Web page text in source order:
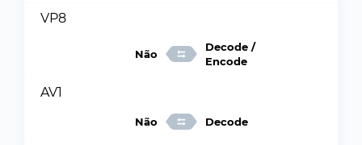
VP8
Não
Decode /
Encode
AV1
Não Decode